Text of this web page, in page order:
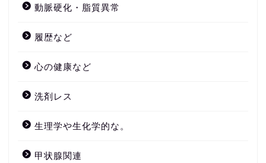
動脈硬化・脂質異常
履歴など
心の健康など
洗剤レス
生理学や生化学的な。
甲状腺関連